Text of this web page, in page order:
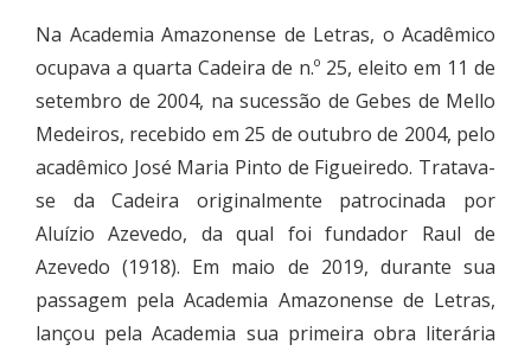
Na Academia Amazonense de Letras, o Acadêmico
ocupava a quarta Cadeira de n.º 25, eleito em 11 de
setembro de 2004, na sucessão de Gebes de Mello
Medeiros, recebido em 25 de outubro de 2004, pelo
acadêmico José Maria Pinto de Figueiredo. Tratava-
se da Cadeira originalmente patrocinada por
Aluízio Azevedo, da qual foi fundador Raul de
Azevedo (1918). Em maio de 2019, durante sua
passagem pela Academia Amazonense de Letras,
lançou pela Academia sua primeira obra literária